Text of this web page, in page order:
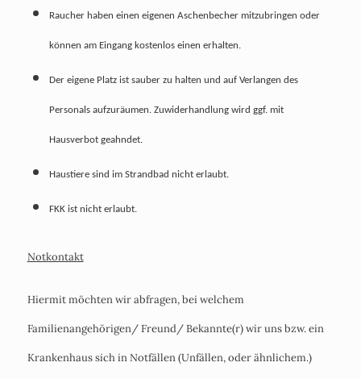
Raucher haben einen eigenen Aschenbecher mitzubringen oder
können am Eingang kostenlos einen erhalten.
Der eigene Platz ist sauber zu halten und auf Verlangen des
Personals aufzuräumen. Zuwiderhandlung wird ggf. mit
Hausverbot geahndet.
Haustiere sind im Strandbad nicht erlaubt.
FKK ist nicht erlaubt.
Notkontakt
Hiermit möchten wir abfragen, bei welchem
Familienangehörigen/ Freund/ Bekannte(r) wir uns bzw. ein
Krankenhaus sich in Notfällen (Unfällen, oder ähnlichem.)